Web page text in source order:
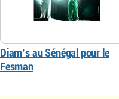
Diam’s au Sénégal pour le
Fesman